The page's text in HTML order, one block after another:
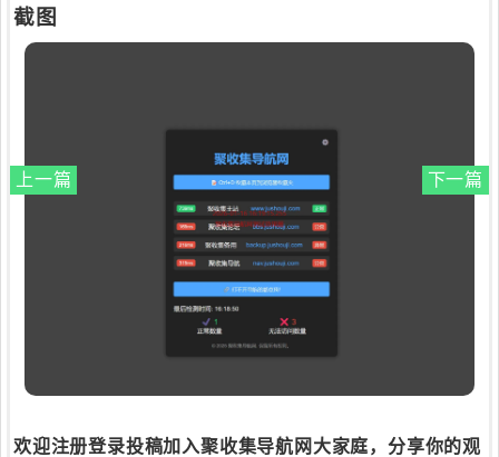
上一篇 下一篇
截图
欢迎注册登录投稿加入聚收集导航网大家庭，分享你的观